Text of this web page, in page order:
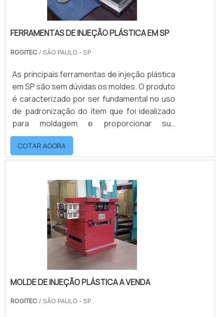
FERRAMENTAS DE INJEÇÃO PLÁSTICA EM SP
ROGITEC / SÃO PAULO - SP
As principais ferramentas de injeção plástica
em SP são sem dúvidas os moldes. O produto
é caracterizado por ser fundamental no uso
de padronização do item que foi idealizado
para moldagem e proporcionar sua
repetibilidade, traz extrema praticidade e
rapidez aos procedimentos industriais a que
são aplicados.Os moldes podem ser
pois são ferramentas de injeção plástica
versáteis e diferenciam-se por suas
medidas, formato e textura que são
determinadas atra.
COTAR AGORA
MOLDE DE INJEÇÃO PLÁSTICA A VENDA
ROGITEC / SÃO PAULO - SP